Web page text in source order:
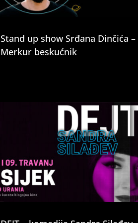
Stand up show Srđana Dinčića –
Merkur beskućnik